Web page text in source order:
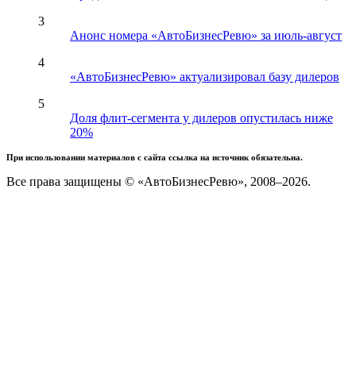
3
Анонс номера «АвтоБизнесРевю» за июль-август
4
«АвтоБизнесРевю» актуализировал базу дилеров
5
Доля флит-сегмента у дилеров опустилась ниже
20%
При использовании материалов с сайта ссылка на источник обязательна.
Все права защищены © «АвтоБизнесРевю», 2008–2026.